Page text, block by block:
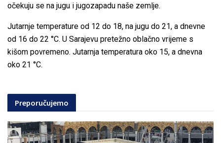
očekuju se na jugu i jugozapadu naše zemlje.
Jutarnje temperature od 12 do 18, na jugu do 21, a dnevne
od 16 do 22 °C. U Sarajevu pretežno oblačno vrijeme s
kišom povremeno. Jutarnja temperatura oko 15, a dnevna
oko 21 °C.
Preporučujemo